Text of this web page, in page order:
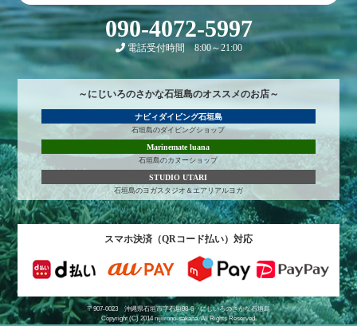
090-4072-5997
電話受付時間 8:00～21:00
～にじいろのさかな石垣島のオススメのお店～
ナビィダイビング石垣島
石垣島のダイビングショップ
Marinemate luana
石垣島のカヌーショップ
STUDIO UTARI
石垣島のヨガスタジオ＆エアリアルヨガ
スマホ決済（QRコード払い）対応
〒907-0023 沖縄県石垣市字石垣98-6にじいろのさかな石垣島
Copyright (C) 2014 nijiirono-sakana. All Rights Reserved.